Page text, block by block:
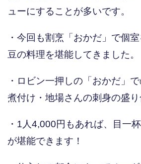
ューにすることが多いです。
・今回も割烹「おかだ」で個
豆の料理を堪能してきました。
・ロビン一押しの「おかだ」
煮付け・地場さんの刺身の盛り
・1人4,000円もあれば、目一
が堪能できます！